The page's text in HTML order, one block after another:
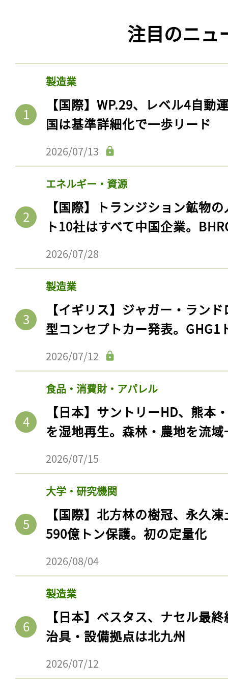
注目のニュ
製造業
【国際】WP.29、レベル4自動
国は基準詳細化で一歩リード
2026/07/13
エネルギー・資源
【国際】トランジション鉱物
ト10社はすべて中国企業。
2026/07/28
製造業
【イギリス】ジャガー・ラン
型コンセプトカー発表。GHG1
2026/07/12
食品・消費財・アパレル
【日本】サントリーHD、熊本
を湿地再生。森林・農地を流
2026/07/15
大学・研究機関
【国際】北方林の樹冠、永久
590億トン保護。初の定量化
2026/08/04
製造業
【日本】ベスタス、ナセル最
治具・設備拠点は北九州
2026/07/12